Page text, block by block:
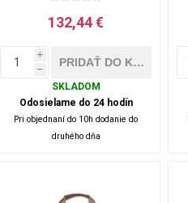
132,44 €
i
h
SKLADOM
Odosielame do 24 hodín
Pri objednaní do 10h dodanie do
druhého dňa